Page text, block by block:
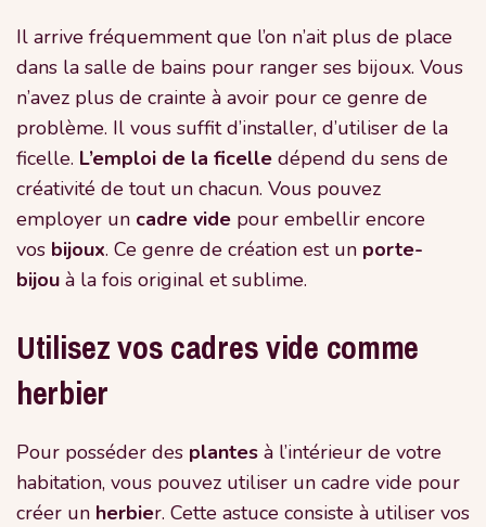
Il arrive fréquemment que l’on n’ait plus de place
dans la salle de bains pour ranger ses bijoux. Vous
n’avez plus de crainte à avoir pour ce genre de
problème. Il vous suffit d’installer, d’utiliser de la
ficelle. L’emploi de la ficelle dépend du sens de
créativité de tout un chacun. Vous pouvez
employer un cadre vide pour embellir encore
vos bijoux. Ce genre de création est un porte-
bijou à la fois original et sublime.
Utilisez vos cadres vide comme
herbier
Pour posséder des plantes à l’intérieur de votre
habitation, vous pouvez utiliser un cadre vide pour
créer un herbier. Cette astuce consiste à utiliser vos